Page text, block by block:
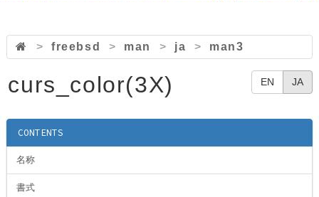
> freebsd > man > ja > man3
EN JA
curs_color(3X)
CONTENTS
名称
書式